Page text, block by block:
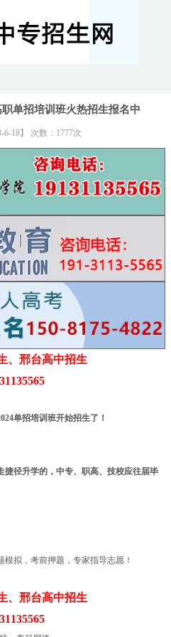
单招培训班火热招生报名中
6-18】 次数：1777次
、邢台高中招生
单招培训班开始招生了！
捷径升学的，中专、职高、技校应往届毕
拟，考前押题，专家指导志愿！
、邢台高中招生